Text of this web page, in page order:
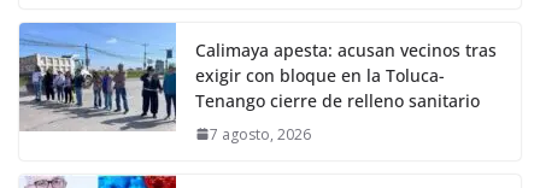
Calimaya apesta: acusan vecinos tras
exigir con bloque en la Toluca-
Tenango cierre de relleno sanitario
7 agosto, 2026